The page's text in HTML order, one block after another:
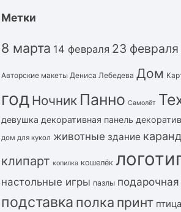
Метки
8 марта 14 февраля 23 февраля
Авторские макеты Дениса Лебедева Дом
год Ночник Панно Самолёт
девушка декоративная панель
дом для кукол животные здание
клипарт копилка кошелёк
настольные игры пазлы
подставка полка принт птица